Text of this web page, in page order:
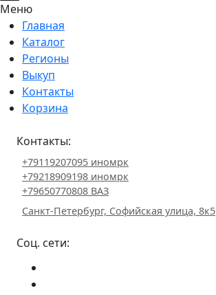
Меню
Главная
Каталог
Регионы
Выкуп
Контакты
Корзина
Контакты:
+79119207095 иномрк
+79218909198 иномрк
+79650770808 ВАЗ
Санкт-Петербург, Софийская улица, 8к5
Соц. сети: